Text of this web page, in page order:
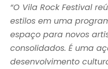
“O Vila Rock Festival
estilos em uma
espaço para novos
consolidados. É uma
desenvolvimento